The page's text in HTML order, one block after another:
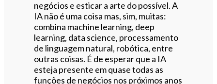
negócios e esticar a arte do possível. A
IA não é uma coisa mas, sim, muitas:
combina machine learning, deep
learning, data science, processamento
de linguagem natural, robótica, entre
outras coisas. É de esperar que a IA
esteja presente em quase todas as
funções de negócios nos próximos anos